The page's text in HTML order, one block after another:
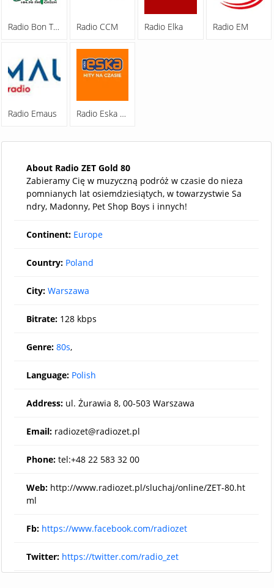
Radio Bon Ton Radio CCM Radio Elka Radio EM
Radio Emaus Radio Eska Opole
About Radio ZET Gold 80
Zabieramy Cię w muzyczną podróż w czasie do nieza
pomnianych lat osiemdziesiątych, w towarzystwie Sa
ndry, Madonny, Pet Shop Boys i innych!
Continent: Europe
Country: Poland
City: Warszawa
Bitrate: 128 kbps
Genre: 80s,
Language: Polish
Address: ul. Żurawia 8, 00-503 Warszawa
Email: radiozet@radiozet.pl
Phone: tel:+48 22 583 32 00
Web: http://www.radiozet.pl/sluchaj/online/ZET-80.ht
ml
Fb: https://www.facebook.com/radiozet
Twitter: https://twitter.com/radio_zet